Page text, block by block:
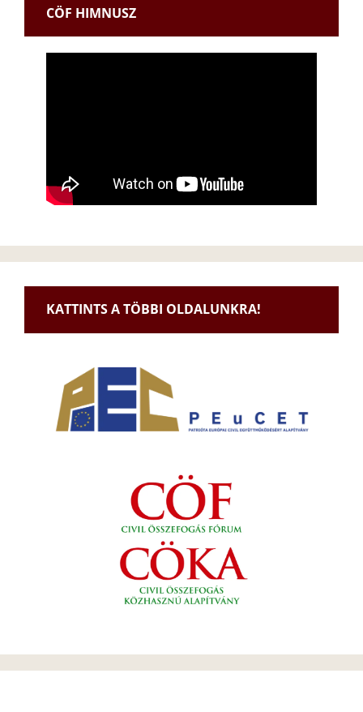
CÖF HIMNUSZ
KATTINTS A TÖBBI OLDALUNKRA!